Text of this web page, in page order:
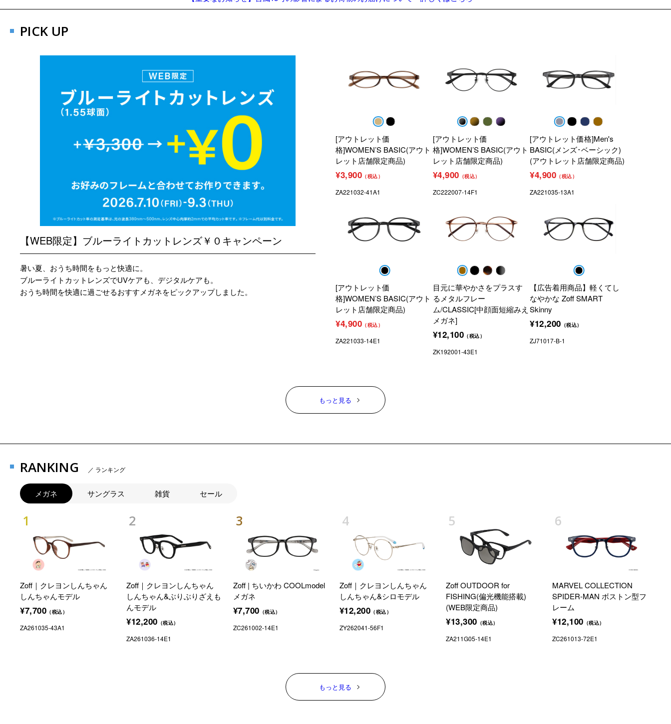
PICK UP
【WEB限定】ブルーライトカットレンズ￥０キャンペーン
暑い夏、おうち時間をもっと快適に。
ブルーライトカットレンズでUVケアも、デジタルケアも。
おうち時間を快適に過ごせるおすすメガネをピックアップしました。
[アウトレット価
格]WOMEN’S BASIC(アウト
レット店舗限定商品)
¥3,900 （税込）
ZA221032-41A1
[アウトレット価
格]WOMEN’S BASIC(アウト
レット店舗限定商品)
¥4,900 （税込）
ZC222007-14F1
[アウトレット価格]Men's
BASIC(メンズ･ベーシック)
(アウトレット店舗限定商品)
¥4,900 （税込）
ZA221035-13A1
[アウトレット価
格]WOMEN’S BASIC(アウト
レット店舗限定商品)
¥4,900 （税込）
ZA221033-14E1
目元に華やかさをプラスす
るメタルフレー
ム/CLASSIC[中顔面短縮みえ
メガネ]
¥12,100 （税込）
ZK192001-43E1
【広告着用商品】軽くてし
なやかな Zoff SMART
Skinny
¥12,200 （税込）
ZJ71017-B-1
もっと見る
RANKING ／ ランキング
メガネ サングラス 雑貨 セール
Zoff｜クレヨンしんちゃん
しんちゃんモデル
¥7,700 （税込）
ZA261035-43A1
Zoff｜クレヨンしんちゃん
しんちゃん&ぶりぶりざえも
んモデル
¥12,200 （税込）
ZA261036-14E1
Zoff | ちいかわ COOLmodel
メガネ
¥7,700 （税込）
ZC261002-14E1
Zoff｜クレヨンしんちゃん
しんちゃん&シロモデル
¥12,200 （税込）
ZY262041-56F1
Zoff OUTDOOR for
FISHING(偏光機能搭載)
(WEB限定商品)
¥13,300 （税込）
ZA211G05-14E1
MARVEL COLLECTION
SPIDER-MAN ボストン型フ
レーム
¥12,100 （税込）
ZC261013-72E1
もっと見る